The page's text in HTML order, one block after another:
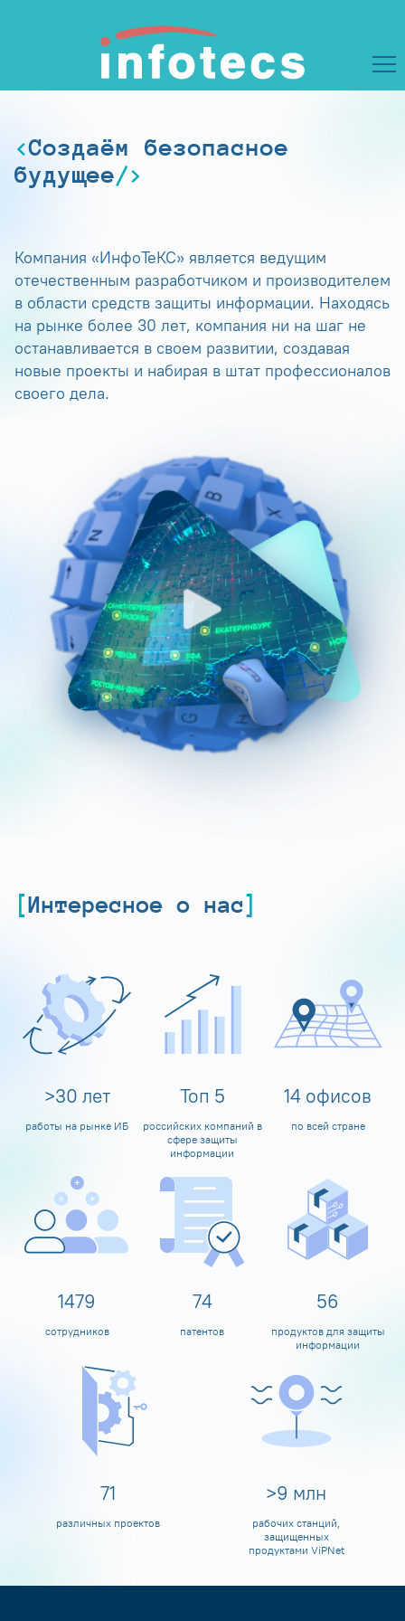
Создаём безопасное
будущее
Компания «ИнфоТеКС» является ведущим
отечественным разработчиком и производителем
в области средств защиты информации. Находясь
на рынке более 30 лет, компания ни на шаг не
останавливается в своем развитии, создавая
новые проекты и набирая в штат профессионалов
своего дела.
Интересное о нас
>30 лет
работы на рынке ИБ
Топ 5
российских компаний в
сфере защиты
информации
14 офисов
по всей стране
1600
сотрудников
80
патентов
60
продуктов для защиты
информации
80
различных проектов
>10 млн
рабочих станций,
защищенных
продуктами ViPNet